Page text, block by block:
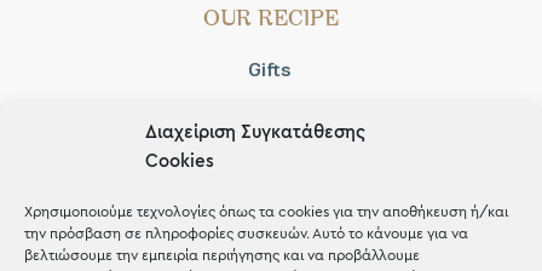
Διαχείριση Συγκατάθεσης
Cookies
Χρησιμοποιούμε τεχνολογίες όπως τα cookies για την αποθήκευση ή/και
την πρόσβαση σε πληροφορίες συσκευών. Αυτό το κάνουμε για να
βελτιώσουμε την εμπειρία περιήγησης και να προβάλλουμε
OUR RECIPE
Gifts
Shop the look